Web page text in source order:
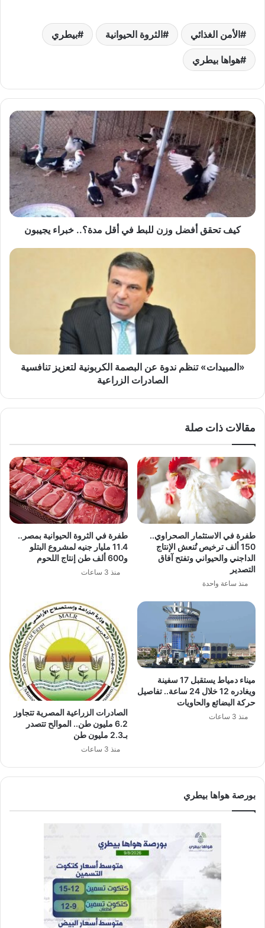
الأمن الغذائي الثروة الحيوانية بيطري
هواها بيطري
كيف
تحقق
أفضل
وزن
للبط
في
خبراء
يجيبونكيف تحقق أفضل وزن للبط في أقل مدة؟.. خبراء يجيبون
«المبيدات»
الصادرات
الزراعية
«المبيدات» تنظم ندوة عن البصمة الكربونية لتعزيز تنافسية
الصادرات الزراعية
مقالات ذات صلة
طفرة في الاستثمار الصحراوي..
150 ألف ترخيص تُنعش الإنتاج
الداجني والحيواني وتفتح آفاق
التصدير
منذ ساعة واحدة
طفرة في الثروة الحيوانية بمصر..
11.4 مليار جنيه لمشروع البتلو
و600 ألف طن إنتاج اللحوم
منذ 3 ساعات
ميناء دمياط يستقبل 17 سفينة
ويغادره 12 خلال 24 ساعة.. تفاصيل
حركة البضائع والحاويات
منذ 3 ساعات
الصادرات الزراعية المصرية تتجاوز
6.2 مليون طن.. الموالح تتصدر
بـ2.3 مليون طن
منذ 3 ساعات
بورصة هواها بيطري